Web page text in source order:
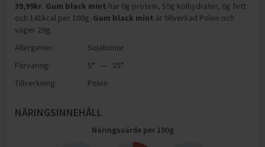
39,99kr. Gum black mint har 0g protein, 59g kolhydrater, 0g fett
och 141kcal per 100g. Gum black mint är tillverkad Polen och
väger 29g.
Allergener:
Sojabönor
Förvaring:
5° — 25°
Tillverkning:
Polen
NÄRINGSINNEHÅLL
Näringsvärde per 100g